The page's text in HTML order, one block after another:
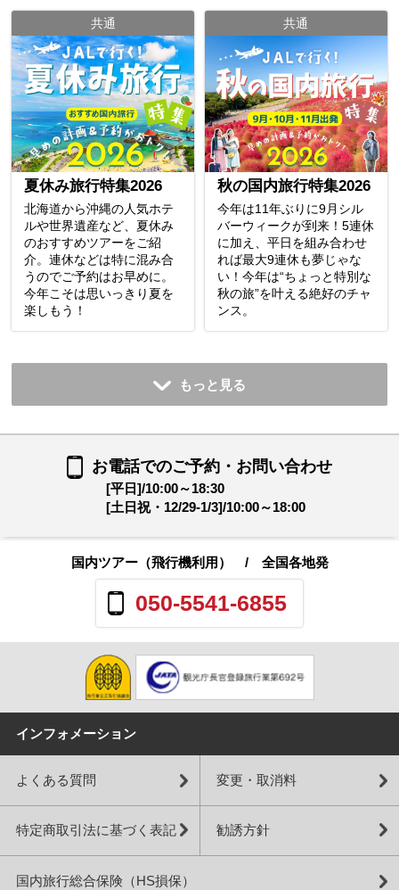
共通
夏休み旅行特集2026
北海道から沖縄の人気ホテ
ルや世界遺産など、夏休み
のおすすめツアーをご紹
介。連休などは特に混み合
うのでご予約はお早めに。
今年こそは思いっきり夏を
楽しもう！
共通
秋の国内旅行特集2026
今年は11年ぶりに9月シル
バーウィークが到来！5連休
に加え、平日を組み合わせ
れば最大9連休も夢じゃな
い！今年は“ちょっと特別な
秋の旅”を叶える絶好のチャ
ンス。
もっと見る
お電話でのご予約・お問い合わせ
[平日]/10:00～18:30
[土日祝・12/29-1/3]/10:00～18:00
国内ツアー（飛行機利用） / 全国各地発
050-5541-6855
インフォメーション
よくある質問 変更・取消料
特定商取引法に基づく表記 勧誘方針
国内旅行総合保険（HS損保）